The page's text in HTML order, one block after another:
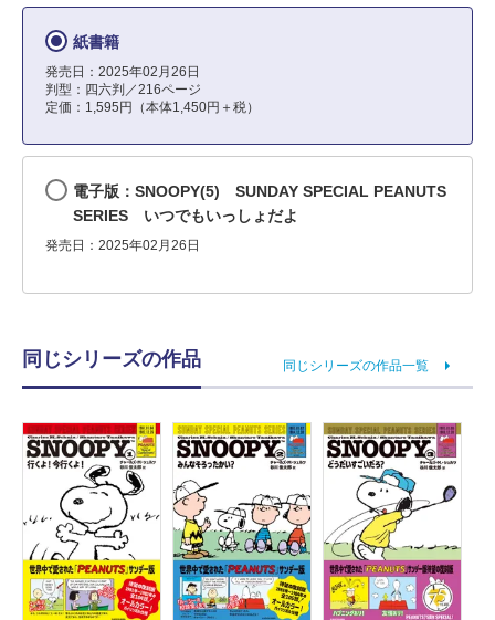
紙書籍
発売日：2025年02月26日
判型：四六判／216ページ
定価：1,595円（本体1,450円＋税）
電子版：SNOOPY(5) SUNDAY SPECIAL PEANUTS
SERIES いつでもいっしょだよ
発売日：2025年02月26日
同じシリーズの作品 同じシリーズの作品一覧